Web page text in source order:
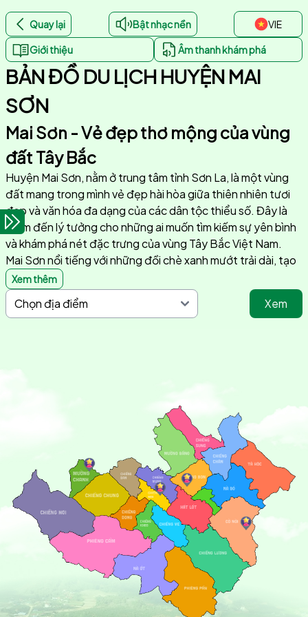
Quay lại Bật nhạc nền VIE
Giới thiệu Âm thanh khám phá
BẢN ĐỒ DU LỊCH HUYỆN MAI
SƠN
Mai Sơn - Vẻ đẹp thơ mộng của vùng
đất Tây Bắc
Huyện Mai Sơn, nằm ở trung tâm tỉnh Sơn La, là một vùng
đất mang trong mình vẻ đẹp hài hòa giữa thiên nhiên tươi
đẹp và văn hóa đa dạng của các dân tộc thiểu số. Đây là
điểm đến lý tưởng cho những ai muốn tìm kiếm sự yên bình
và khám phá nét đặc trưng của vùng Tây Bắc Việt Nam.
Mai Sơn nổi tiếng với những đồi chè xanh mướt trải dài, tạo
nên một khung cảnh nên thơ, đặc biệt vào sáng sớm khi
sương mù còn bao phủ. Những đồi chè này không chỉ là nơi
check-in tuyệt vời mà còn cho phép du khách trải nghiệm
Mai Sơn cũng là nơi sinh sống của các dân tộc Thái, Mông,
và Khơ Mú, với những bản làng truyền thống mang đậm bản
sắc văn hóa. Du khách có thể tham gia các lễ hội truyền
thống, thưởng thức những món ăn địa phương như thịt
trâu gác bếp, xôi ngũ sắc, và nậm pịa, cùng cảm nhận sự
hiếu khách của người dân bản địa.
Hãy đến với Mai Sơn để tận hưởng không gian yên bình,
hòa mình vào thiên nhiên và trải nghiệm những giá trị văn
hóa đặc sắc của vùng đất Tây Bắc!
Xem thêm
Xem